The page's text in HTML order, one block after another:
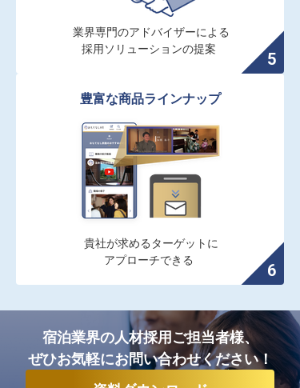
業界専門のアドバイザーによる
採用ソリューションの提案
豊富な商品ラインナップ
貴社が求めるターゲットに
アプローチできる
宿泊業界の人材採用ご担当者様、
ぜひお気軽にお問い合わせください！